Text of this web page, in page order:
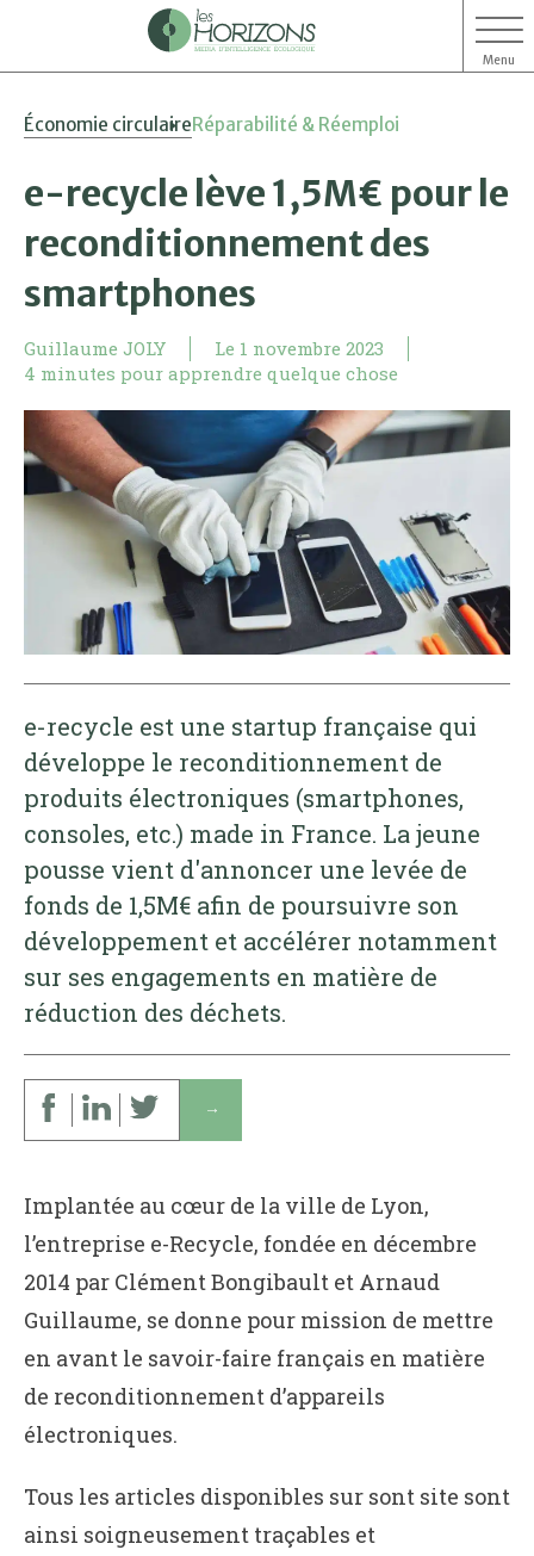
Menu
Économie circulaireRéparabilité & Réemploi
e-recycle lève 1,5M€ pour le
reconditionnement des
smartphones
Guillaume JOLY Le 1 novembre 2023
4 minutes pour apprendre quelque chose
e-recycle est une startup française qui
développe le reconditionnement de
produits électroniques (smartphones,
consoles, etc.) made in France. La jeune
pousse vient d'annoncer une levée de
fonds de 1,5M€ afin de poursuivre son
développement et accélérer notamment
sur ses engagements en matière de
réduction des déchets.
↓
Implantée au cœur de la ville de Lyon,
l’entreprise e-Recycle, fondée en décembre
2014 par Clément Bongibault et Arnaud
Guillaume, se donne pour mission de mettre
en avant le savoir-faire français en matière
de reconditionnement d’appareils
électroniques.
Tous les articles disponibles sur sont site sont
ainsi soigneusement traçables et